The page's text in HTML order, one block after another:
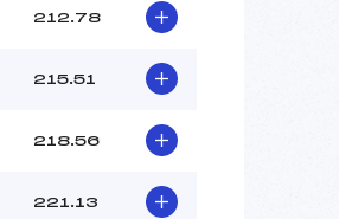
212.78
215.51
218.56
221.13